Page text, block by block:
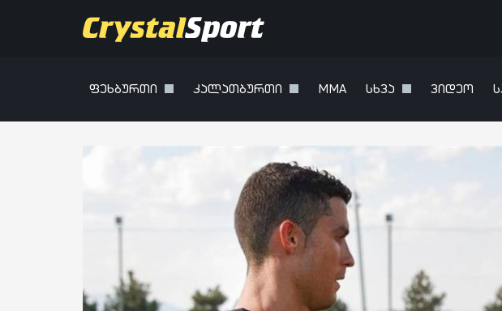
ფეხბურთი კალათბურთი MMA სხვა ვიდეო